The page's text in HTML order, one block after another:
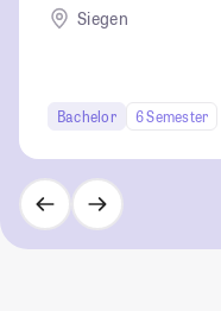
Siegen
Bachelor 6 Semester